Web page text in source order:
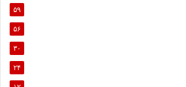
۵۹
۵۶
۳۰
۲۴